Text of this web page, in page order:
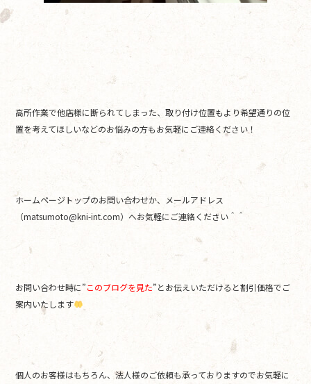
高所作業で他店様に断られてしまった、取り付け位置もより希望通りの位
置を考えてほしいなどのお悩みの方もお気軽にご連絡ください！
ホームページトップのお問い合わせか、メールアドレス
（matsumoto@kni-int.com）へお気軽にご連絡ください＾＾
お問い合わせ時に”このブログを見た”とお伝えいただけると割引価格でご
案内いたします
個人のお客様はもちろん、法人様のご依頼も承っておりますのでお気軽に